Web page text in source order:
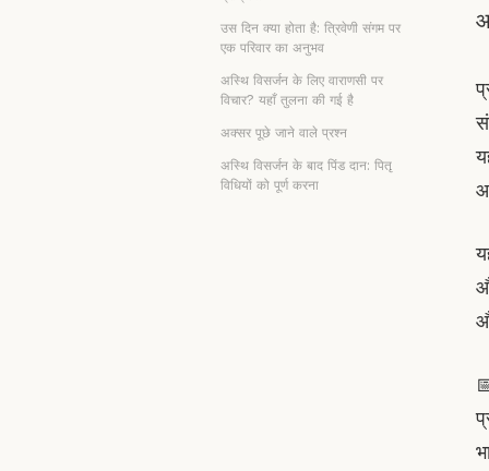
उस दिन क्या होता है: त्रिवेणी संगम पर
एक परिवार का अनुभव
अस्थि विसर्जन के लिए वाराणसी पर
विचार? यहाँ तुलना की गई है
अक्सर पूछे जाने वाले प्रश्न
अस्थि विसर्जन के बाद पिंड दान: पितृ
विधियों को पूर्ण करना